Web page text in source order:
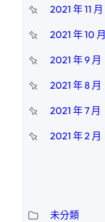
2021 年 11 月
2021 年 10 月
2021 年 9 月
2021 年 8 月
2021 年 7 月
2021 年 2 月
未分類